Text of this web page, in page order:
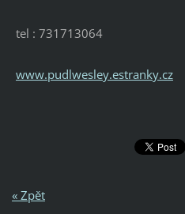
tel : 731713064
www.pudlwesley.estranky.cz
« Zpět